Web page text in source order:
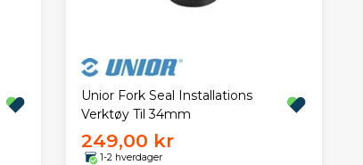
Unior Fork Seal Installations
Verktøy Til 34mm
249,00 kr
1-2 hverdager